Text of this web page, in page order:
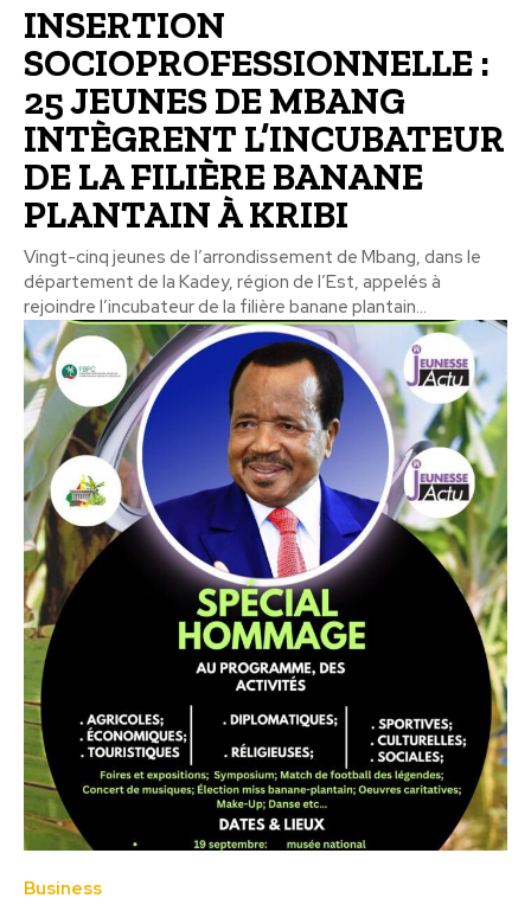
INSERTION
SOCIOPROFESSIONNELLE :
25 JEUNES DE MBANG
INTÈGRENT L’INCUBATEUR
DE LA FILIÈRE BANANE
PLANTAIN À KRIBI
Vingt-cinq jeunes de l’arrondissement de Mbang, dans le
département de la Kadey, région de l’Est, appelés à
rejoindre l’incubateur de la filière banane plantain...
Business